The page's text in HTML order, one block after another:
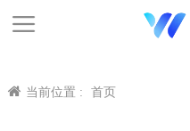
当前位置 : 首页